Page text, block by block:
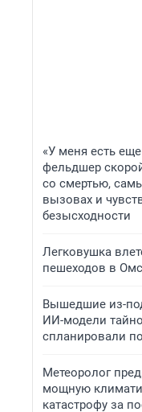
«У меня есть
фельдшер
со смертью,
вызовах и
безысходности
Легковушка
пешеходов в
Вышедшие из-
ИИ-модели
спланировали
Метеоролог
мощную
катастрофу за